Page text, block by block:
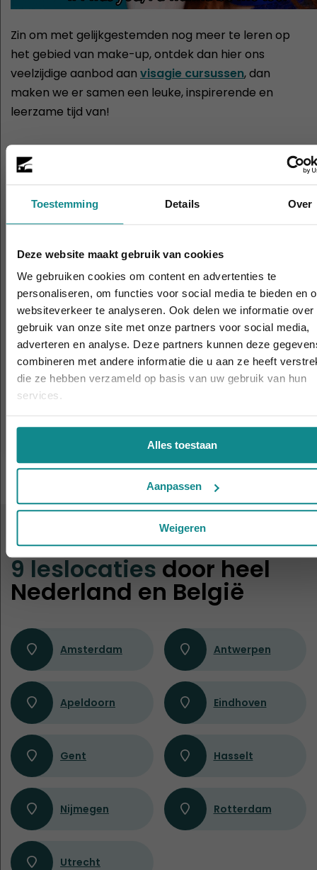
Toestemming Details Over
Deze website maakt gebruik van cookies
We gebruiken cookies om content en advertenties te
personaliseren, om functies voor social media te bieden en
websiteverkeer te analyseren. Ook delen we informatie over
gebruik van onze site met onze partners voor social media,
adverteren en analyse. Deze partners kunnen deze
combineren met andere informatie die u aan ze heeft
die ze hebben verzameld op basis van uw gebruik van hun
services.
Alles toestaan
Aanpassen
Weigeren
Zin om met gelijkgestemden nog meer te leren op
het gebied van make-up, ontdek dan hier ons
veelzijdige aanbod aan visagie cursussen, dan
maken we er samen een leuke, inspirerende en
leerzame tijd van!
Cursussen die je mogelijk ook
interesseren
Visagie (basis)
Duur
2 - 4 dagen
Meer informatie
Duur
ALTIJD IN DE BUURT
9 leslocatiesdoor heel
Nederland en België
Amsterdam Antwerpen
Apeldoorn Eindhoven
Gent Hasselt
Nijmegen Rotterdam
Utrecht
Laatste week! 10% korting t.e.m. 15 augustus,
eindigt de zomeractie definitief.
Sluiten